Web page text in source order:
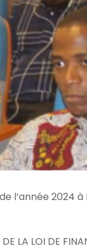
l’année 2024 à
LA LOI DE